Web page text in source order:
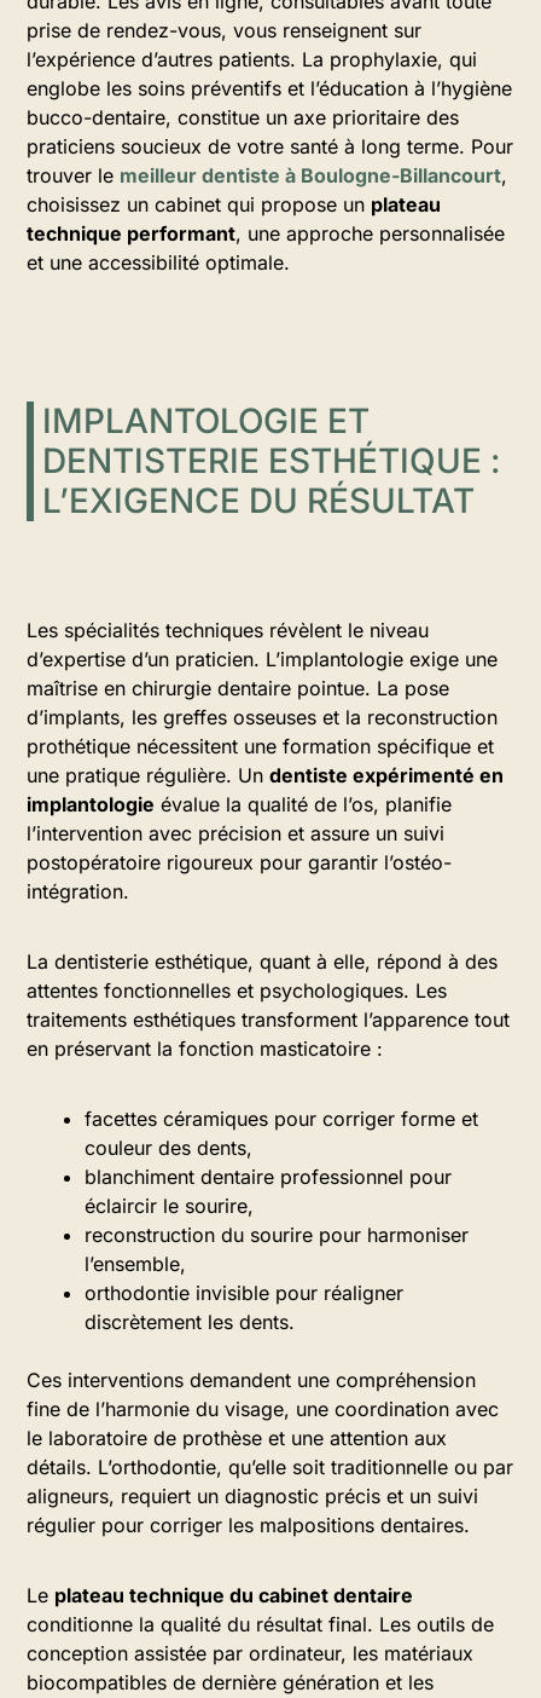
prise de rendez-vous, vous renseignent sur
l’expérience d’autres patients. La prophylaxie, qui
englobe les soins préventifs et l’éducation à l’hygiène
bucco-dentaire, constitue un axe prioritaire des
praticiens soucieux de votre santé à long terme. Pour
trouver le meilleur dentiste à Boulogne-Billancourt,
choisissez un cabinet qui propose un plateau
technique performant, une approche personnalisée
et une accessibilité optimale.
IMPLANTOLOGIE ET
DENTISTERIE ESTHÉTIQUE :
L’EXIGENCE DU RÉSULTAT
Les spécialités techniques révèlent le niveau
d’expertise d’un praticien. L’implantologie exige une
maîtrise en chirurgie dentaire pointue. La pose
d’implants, les greffes osseuses et la reconstruction
prothétique nécessitent une formation spécifique et
une pratique régulière. Un dentiste expérimenté en
implantologie évalue la qualité de l’os, planifie
l’intervention avec précision et assure un suivi
postopératoire rigoureux pour garantir l’ostéo-
intégration.
La dentisterie esthétique, quant à elle, répond à des
attentes fonctionnelles et psychologiques. Les
traitements esthétiques transforment l’apparence tout
en préservant la fonction masticatoire :
facettes céramiques pour corriger forme et
couleur des dents,
blanchiment dentaire professionnel pour
éclaircir le sourire,
reconstruction du sourire pour harmoniser
l’ensemble,
orthodontie invisible pour réaligner
discrètement les dents.
Ces interventions demandent une compréhension
fine de l’harmonie du visage, une coordination avec
le laboratoire de prothèse et une attention aux
détails. L’orthodontie, qu’elle soit traditionnelle ou par
aligneurs, requiert un diagnostic précis et un suivi
régulier pour corriger les malpositions dentaires.
Le plateau technique du cabinet dentaire
conditionne la qualité du résultat final. Les outils de
conception assistée par ordinateur, les matériaux
biocompatibles de dernière génération et les